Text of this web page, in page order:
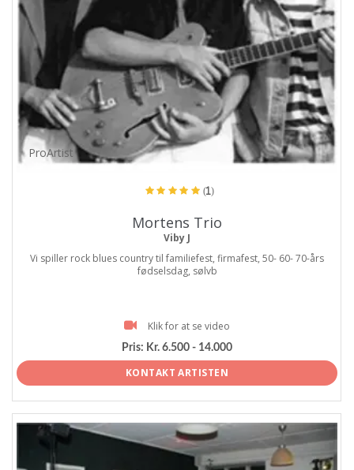
ProArtist
(1)
Mortens Trio
Viby J
Vi spiller rock blues country til familiefest, firmafest, 50- 60- 70-års
fødselsdag, sølvb
Klik for at se video
Pris: Kr. 6.500 - 14.000
KONTAKT ARTISTEN